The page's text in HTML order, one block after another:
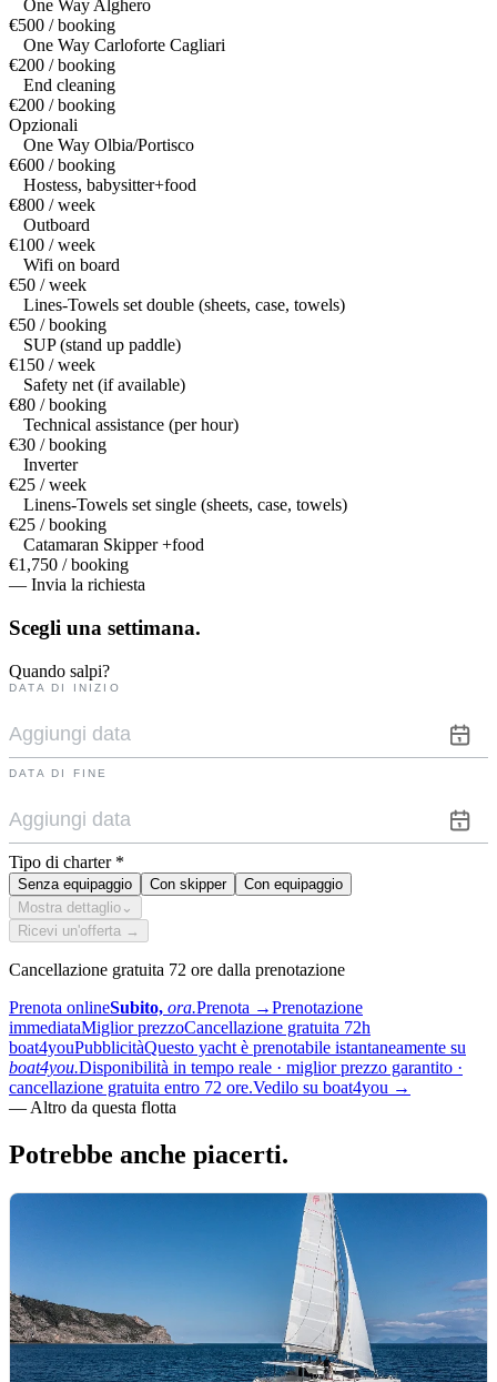
One Way Alghero
€500 / booking
One Way Carloforte Cagliari
€200 / booking
End cleaning
€200 / booking
Opzionali
One Way Olbia/Portisco
€600 / booking
Hostess, babysitter+food
€800 / week
Outboard
€100 / week
Wifi on board
€50 / week
Lines-Towels set double (sheets, case, towels)
€50 / booking
SUP (stand up paddle)
€150 / week
Safety net (if available)
€80 / booking
Technical assistance (per hour)
€30 / booking
Inverter
€25 / week
Linens-Towels set single (sheets, case, towels)
€25 / booking
Catamaran Skipper +food
€1,750 / booking
— Invia la richiesta
Scegli una settimana.
Quando salpi?
DATA DI INIZIO
DATA DI FINE
Tipo di charter *
Senza equipaggio Con skipper
Con equipaggio
Mostra dettaglio ⌄
Ricevi un'offerta →
Cancellazione gratuita 72 ore dalla prenotazione
Prenota onlineSubito, ora.Prenota →Prenotazione
immediataMiglior prezzoCancellazione gratuita 72h
boat4youPubblicitàQuesto yacht è prenotabile istantaneamente su
boat4you.Disponibilità in tempo reale · miglior prezzo garantito ·
cancellazione gratuita entro 72 ore.Vedilo su boat4you →
— Altro da questa flotta
Potrebbe anche piacerti.